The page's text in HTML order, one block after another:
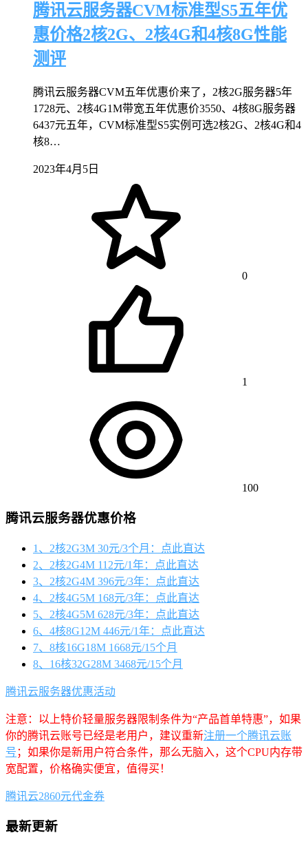
腾讯云服务器CVM标准型S5五年优
惠价格2核2G、2核4G和4核8G性能
测评
腾讯云服务器CVM五年优惠价来了，2核2G服务器5年
1728元、2核4G1M带宽五年优惠价3550、4核8G服务器
6437元五年，CVM标准型S5实例可选2核2G、2核4G和4
核8…
2023年4月5日
0
1
100
腾讯云服务器优惠价格
1、2核2G3M 30元/3个月：点此直达
2、2核2G4M 112元/1年：点此直达
3、2核2G4M 396元/3年：点此直达
4、2核4G5M 168元/3年：点此直达
5、2核4G5M 628元/3年：点此直达
6、4核8G12M 446元/1年：点此直达
7、8核16G18M 1668元/15个月
8、16核32G28M 3468元/15个月
腾讯云服务器优惠活动
注意：以上特价轻量服务器限制条件为“产品首单特惠”，如果
你的腾讯云账号已经是老用户，建议重新注册一个腾讯云账
号 ；如果你是新用户符合条件，那么无脑入，这个CPU内存带
宽配置，价格确实便宜，值得买！
腾讯云2860元代金券
最新更新